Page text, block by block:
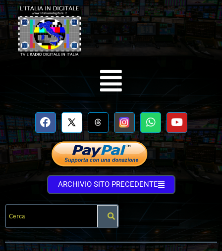
ARCHIVIO SITO PRECEDENTE